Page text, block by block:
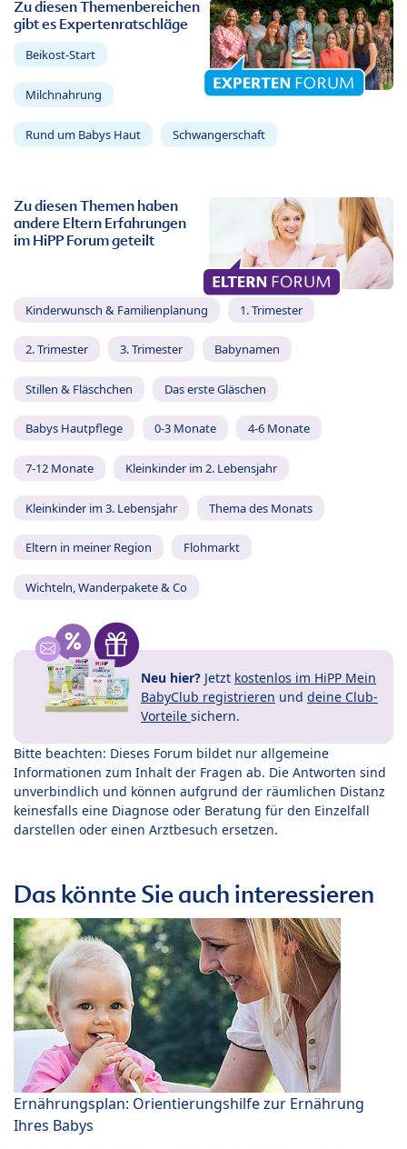
Zu diesen Themenbereichen
gibt es Expertenratschläge
Beikost-Start
Milchnahrung
Rund um Babys Haut Schwangerschaft
Zu diesen Themen haben
andere Eltern Erfahrungen
im HiPP Forum geteilt
Kinderwunsch & Familienplanung 1. Trimester
2. Trimester 3. Trimester Babynamen
Stillen & Fläschchen Das erste Gläschen
Babys Hautpflege 0-3 Monate 4-6 Monate
7-12 Monate Kleinkinder im 2. Lebensjahr
Kleinkinder im 3. Lebensjahr Thema des Monats
Eltern in meiner Region Flohmarkt
Wichteln, Wanderpakete & Co
Neu hier? Jetzt kostenlos im HiPP Mein
BabyClub registrieren und deine Club-
Vorteile sichern.
Bitte beachten: Dieses Forum bildet nur allgemeine
Informationen zum Inhalt der Fragen ab. Die Antworten sind
unverbindlich und können aufgrund der räumlichen Distanz
keinesfalls eine Diagnose oder Beratung für den Einzelfall
darstellen oder einen Arztbesuch ersetzen.
Das könnte Sie auch interessieren
Ernährungsplan: Orientierungshilfe zur Ernährung
Ihres Babys